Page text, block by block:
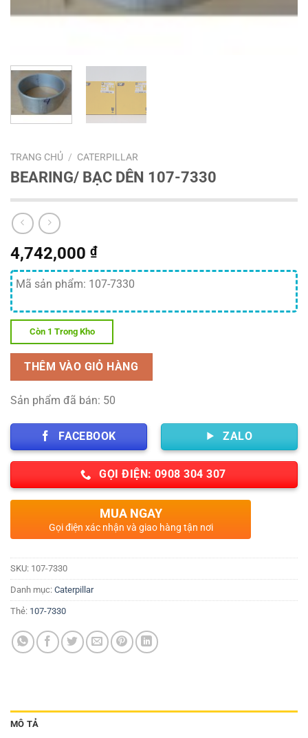
TRANG CHỦ / CATERPILLAR
BEARING/ BẠC DÊN 107-7330
4,742,000 ₫
Mã sản phẩm: 107-7330
Còn 1 Trong Kho
THÊM VÀO GIỎ HÀNG
Sản phẩm đã bán: 50
FACEBOOK ZALO
GỌI ĐIỆN: 0908 304 307
MUA NGAY
Gọi điện xác nhận và giao hàng tận nơi
SKU: 107-7330
Danh mục: Caterpillar
Thẻ: 107-7330
MÔ TẢ